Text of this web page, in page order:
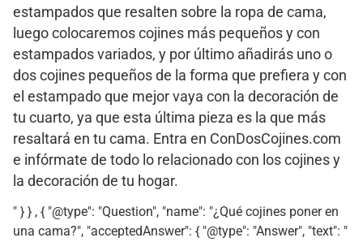
estampados que resalten sobre la ropa de cama,
luego colocaremos cojines más pequeños y con
estampados variados, y por último añadirás uno o
dos cojines pequeños de la forma que prefiera y con
el estampado que mejor vaya con la decoración de
tu cuarto, ya que esta última pieza es la que más
resaltará en tu cama. Entra en ConDosCojines.com
e infórmate de todo lo relacionado con los cojines y
la decoración de tu hogar.
" } } , { "@type": "Question", "name": "¿Qué cojines poner en
una cama?", "acceptedAnswer": { "@type": "Answer", "text": "